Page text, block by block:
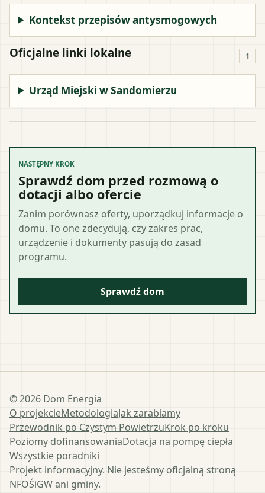
Kontekst przepisów antysmogowych
Oficjalne linki lokalne 1
Urząd Miejski w Sandomierzu
NASTĘPNY KROK
Sprawdź dom przed rozmową o
dotacji albo ofercie
Zanim porównasz oferty, uporządkuj informacje o
domu. To one zdecydują, czy zakres prac,
urządzenie i dokumenty pasują do zasad
programu.
Sprawdź dom
©2026 Dom Energia
O projekcieMetodologiaJak zarabiamy
Przewodnik po Czystym PowietrzuKrok po kroku
Poziomy dofinansowaniaDotacja na pompę ciepła
Wszystkie poradniki
Projekt informacyjny. Nie jesteśmy oficjalną stroną
NFOŚiGW ani gminy.